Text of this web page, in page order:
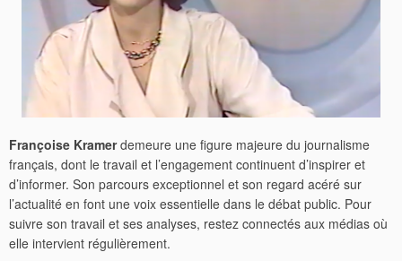
Françoise Kramerdemeure une figure majeure du journalisme
français, dont le travail et l’engagement continuent d’inspirer et
d’informer. Son parcours exceptionnel et son regard acéré sur
l’actualité en font une voix essentielle dans le débat public. Pour
suivre son travail et ses analyses, restez connectés aux médias où
elle intervient régulièrement.